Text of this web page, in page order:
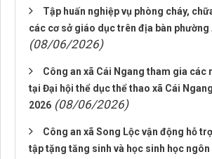
Tập huấn nghiệp vụ phòng cháy,
các cơ sở giáo dục trên địa bàn phường
(08/06/2026)
Công an xã Cái Ngang tham gia các
tại Đại hội thể dục thể thao xã Cái
2026 (08/06/2026)
Công an xã Song Lộc vận động hỗ
tập tặng tăng sinh và học sinh học